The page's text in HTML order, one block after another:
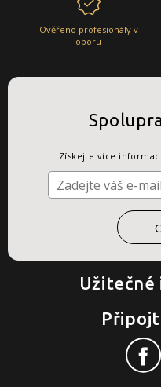
Ověřeno profesionály v
oboru
Užitečné
Získejte více